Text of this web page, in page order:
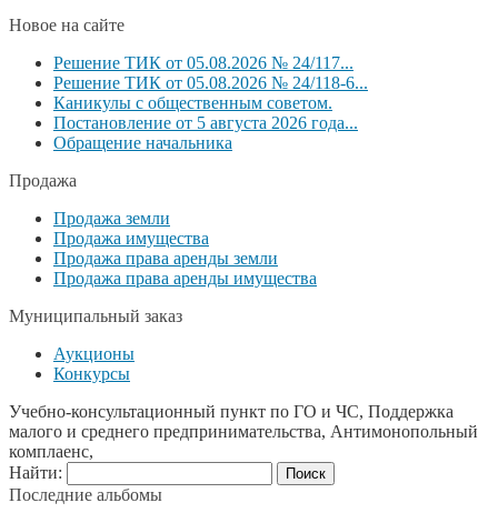
Новое на сайте
Решение ТИК от 05.08.2026 № 24/117...
Решение ТИК от 05.08.2026 № 24/118-6...
Каникулы с общественным советом.
Постановление от 5 августа 2026 года...
Обращение начальника
Продажа
Продажа земли
Продажа имущества
Продажа права аренды земли
Продажа права аренды имущества
Муниципальный заказ
Аукционы
Конкурсы
Учебно-консультационный пункт по ГО и ЧС, Поддержка
малого и среднего предпринимательства, Антимонопольный
комплаенс,
Найти:
Последние альбомы